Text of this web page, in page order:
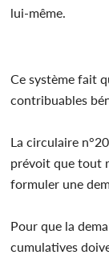
lui-même.
Ce système fait
contribuables
La circulaire
prévoit que tout
formuler une
Pour que la
cumulatives